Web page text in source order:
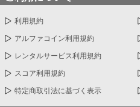
利用規約
アルファコイン利用規約
レンタルサービス利用規約
スコア利用規約
特定商取引法に基づく表示